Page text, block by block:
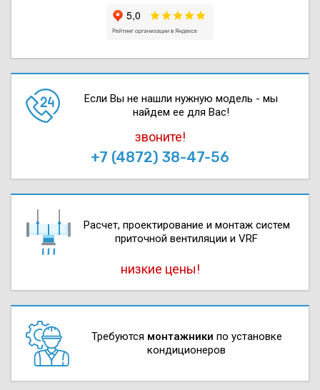
Если Вы не нашли нужную модель - мы
найдем ее для Вас!
звоните!
+7 (4872) 38-47-56
Расчет, проектирова­ние и монтаж систем
приточной вентиляции и VRF
низкие цены!
Требуются монтажники по установке
кондиционеров